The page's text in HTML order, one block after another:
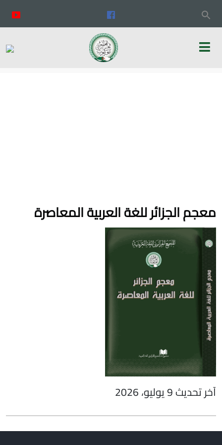
معجم الجزائر للغة العربية المعاصرة
آخر تحديث 9 يوليو، 2026